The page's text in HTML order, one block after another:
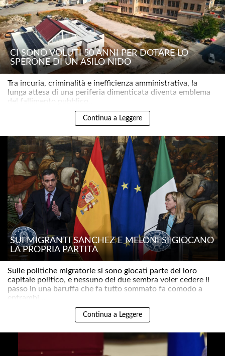
CI SONO VOLUTI 50 ANNI PER DOTARE LO
SPERONE DI UN ASILO NIDO
Tra incuria, criminalità e inefficienza amministrativa, la
lunga attesa di una periferia dimenticata diventa emblema
del fallimento pubblico..
Continua a Leggere
SUI MIGRANTI SÁNCHEZ E MELONI SI GIOCANO
LA PROPRIA PARTITA
Sulle politiche migratorie si sono giocati parte del loro
capitale politico, e nessuno dei due sembra voler cedere il
passo in una baruffa che fa tutto sommato fa comodo a
entrambi ..
Continua a Leggere